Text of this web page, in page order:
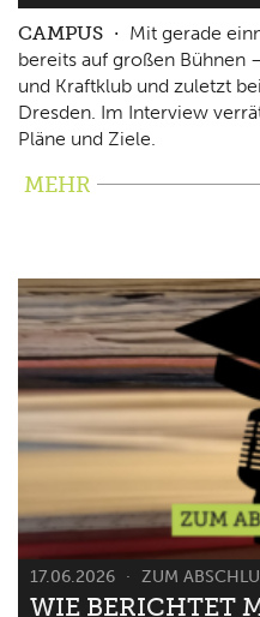
CAMPUS
Mit gerade
bereits auf großen Bühnen
und Kraftklub und zuletzt
Dresden. Im Interview
Pläne und Ziele.
MEHR
17.06.2026 ZUM
WIE BERICHTET